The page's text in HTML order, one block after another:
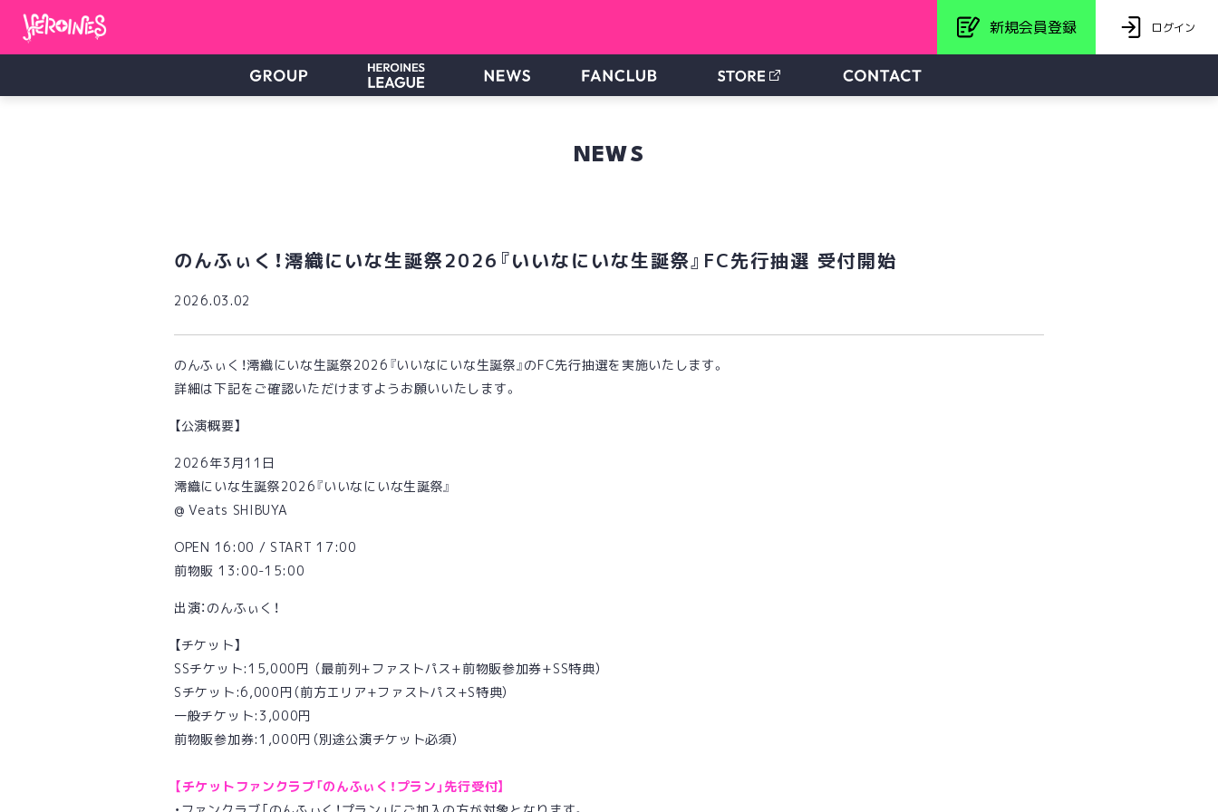
新規会員登録 ログイン
NEWS
のんふぃく！澪織にいな生誕祭2026『いいなにいな生誕祭』FC先行抽選 受付開始
2026.03.02
のんふぃく！澪織にいな生誕祭2026『いいなにいな生誕祭』のFC先行抽選を実施いたします。
詳細は下記をご確認いただけますようお願いいたします。
【公演概要】
2026年3月11日
澪織にいな生誕祭2026『いいなにいな生誕祭』
@ Veats SHIBUYA
OPEN 16:00 / START 17:00
前物販 13:00-15:00
出演：のんふぃく！
【チケット】
SSチケット:15,000円 （最前列+ファストパス+前物販参加券+SS特典）
Sチケット:6,000円（前方エリア+ファストパス+S特典）
一般チケット:3,000円
前物販参加券:1,000円（別途公演チケット必須）
【チケットファンクラブ「のんふぃく！プラン」先行受付】